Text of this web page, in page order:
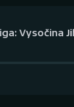
Vysočina